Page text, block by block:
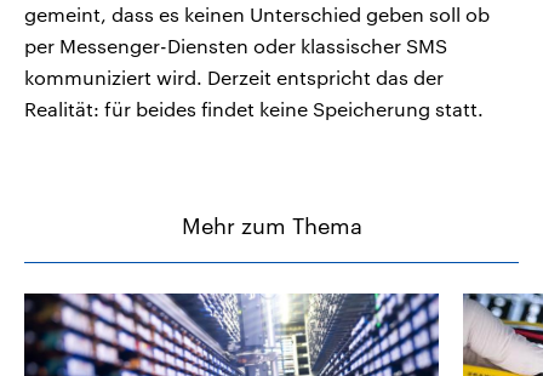
gemeint, dass es keinen Unterschied geben soll ob
per Messenger-Diensten oder klassischer SMS
kommuniziert wird. Derzeit entspricht das der
Realität: für beides findet keine Speicherung statt.
Mehr zum Thema